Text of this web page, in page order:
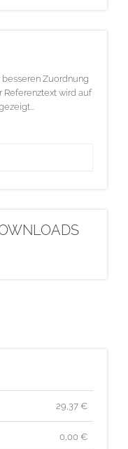
Zuordnung
Referenztext wird auf
29,37 €
0,00 €